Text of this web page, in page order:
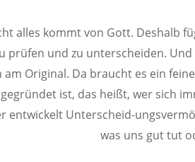
alles kommt von Gott. Deshalb
prüfen und zu unterscheiden.
am Original. Da braucht es ein
ist, das heißt, wer sich
entwickelt Unterscheid-
was uns gut tut